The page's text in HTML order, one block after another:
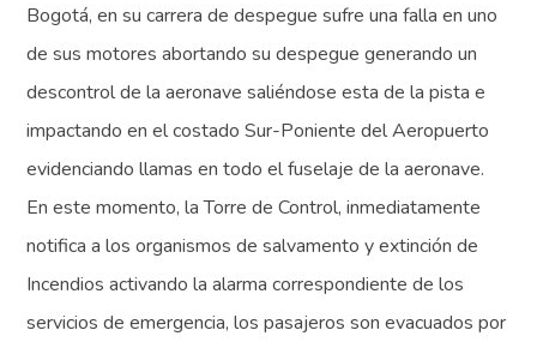
Bogotá, en su carrera de despegue sufre una falla en uno
de sus motores abortando su despegue generando un
descontrol de la aeronave saliéndose esta de la pista e
impactando en el costado Sur-Poniente del Aeropuerto
evidenciando llamas en todo el fuselaje de la aeronave.
En este momento, la Torre de Control, inmediatamente
notifica a los organismos de salvamento y extinción de
Incendios activando la alarma correspondiente de los
servicios de emergencia, los pasajeros son evacuados por